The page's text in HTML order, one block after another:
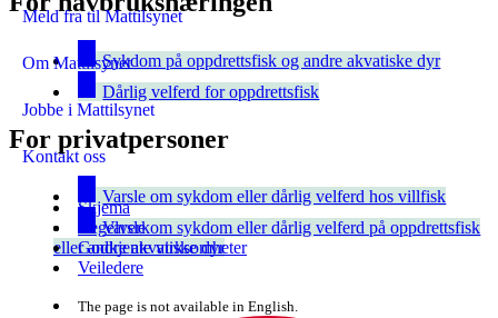
Meld fra til Mattilsynet
Om Mattilsynet
Jobbe i Mattilsynet
Kontakt oss
Skjema
Regelverk
Godkjente virksomheter
Veiledere
The page is not available in English.
Sykdom på oppdrettsfisk og andre akvatiske dyr
Dårlig velferd for oppdrettsfisk
For privatpersoner
Varsle om sykdom eller dårlig velferd hos villfisk
Varsle om sykdom eller dårlig velferd på oppdrettsfisk
eller andre akvatiske dyr